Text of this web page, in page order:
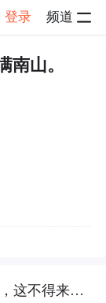
登录 频道
山。
，这不得来一场浪漫的